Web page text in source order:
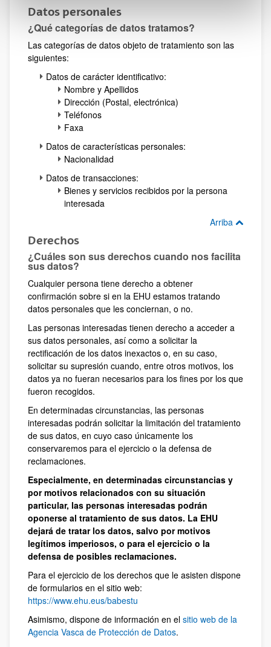
Datos personales
¿Qué categorías de datos tratamos?
Las categorías de datos objeto de tratamiento son las
siguientes:
Datos de carácter identificativo:
Nombre y Apellidos
Dirección (Postal, electrónica)
Teléfonos
Faxa
Datos de características personales:
Nacionalidad
Datos de transacciones:
Bienes y servicios recibidos por la persona
interesada
Arriba
Derechos
¿Cuáles son sus derechos cuando nos facilita
sus datos?
Cualquier persona tiene derecho a obtener
confirmación sobre si en la EHU estamos tratando
datos personales que les conciernan, o no.
Las personas interesadas tienen derecho a acceder a
sus datos personales, así como a solicitar la
rectificación de los datos inexactos o, en su caso,
solicitar su supresión cuando, entre otros motivos, los
datos ya no fueran necesarios para los fines por los que
fueron recogidos.
En determinadas circunstancias, las personas
interesadas podrán solicitar la limitación del tratamiento
de sus datos, en cuyo caso únicamente los
conservaremos para el ejercicio o la defensa de
reclamaciones.
Especialmente, en determinadas circunstancias y
por motivos relacionados con su situación
particular, las personas interesadas podrán
oponerse al tratamiento de sus datos. La EHU
dejará de tratar los datos, salvo por motivos
legítimos imperiosos, o para el ejercicio o la
defensa de posibles reclamaciones.
Para el ejercicio de los derechos que le asisten dispone
de formularios en el sitio web:
https://www.ehu.eus/babestu
Asimismo, dispone de información en el sitio web de la
Agencia Vasca de Protección de Datos.